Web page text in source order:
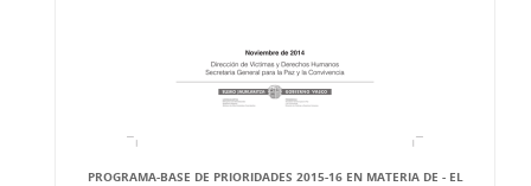
PROGRAMA-BASE DE PRIORIDADES 2015-16 EN MATERIA DE - EL